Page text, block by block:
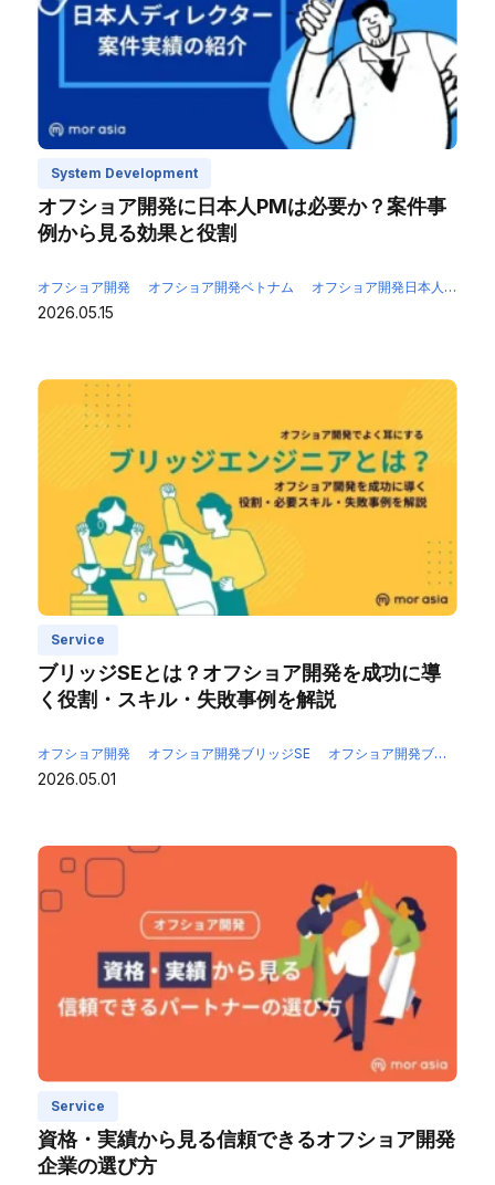
System Development
オフショア開発に日本人PMは必要か？案件事
例から見る効果と役割
オフショア開発 オフショア開発ベトナム オフショア開発日本人PM
2026.05.15
Service
ブリッジSEとは？オフショア開発を成功に導
く役割・スキル・失敗事例を解説
オフショア開発 オフショア開発ブリッジSE オフショア開発ブリッジエンジニア
2026.05.01
Service
資格・実績から見る信頼できるオフショア開発
企業の選び方